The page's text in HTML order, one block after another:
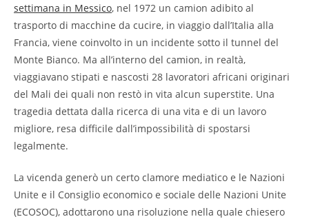
settimana in Messico, nel 1972 un camion adibito al
trasporto di macchine da cucire, in viaggio dall’Italia alla
Francia, viene coinvolto in un incidente sotto il tunnel del
Monte Bianco. Ma all’interno del camion, in realtà,
viaggiavano stipati e nascosti 28 lavoratori africani originari
del Mali dei quali non restò in vita alcun superstite. Una
tragedia dettata dalla ricerca di una vita e di un lavoro
migliore, resa difficile dall’impossibilità di spostarsi
legalmente.
La vicenda generò un certo clamore mediatico e le Nazioni
Unite e il Consiglio economico e sociale delle Nazioni Unite
(ECOSOC), adottarono una risoluzione nella quale chiesero